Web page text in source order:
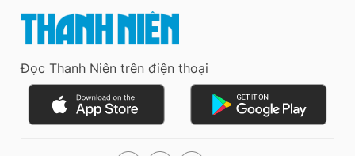
Đọc Thanh Niên trên điện thoại